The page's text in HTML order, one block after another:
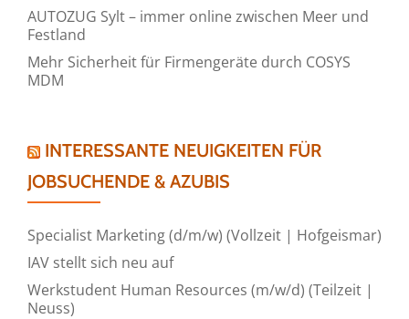
AUTOZUG Sylt – immer online zwischen Meer und
Festland
Mehr Sicherheit für Firmengeräte durch COSYS
MDM
INTERESSANTE NEUIGKEITEN FÜR
JOBSUCHENDE & AZUBIS
Specialist Marketing (d/m/w) (Vollzeit | Hofgeismar)
IAV stellt sich neu auf
Werkstudent Human Resources (m/w/d) (Teilzeit |
Neuss)